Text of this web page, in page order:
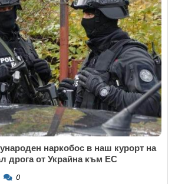
наркобос в наш курорт на
дрога от Украйна към ЕС
0